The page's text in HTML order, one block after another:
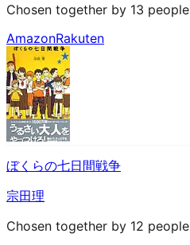
Chosen together by 13 people
AmazonRakuten
ぼくらの七日間戦争
宗田理
Chosen together by 12 people